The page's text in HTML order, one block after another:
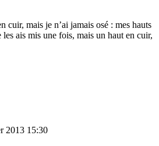
cuir, mais je n’ai jamais osé : mes hauts
les ais mis une fois, mais un haut en cuir,
2013 15:30